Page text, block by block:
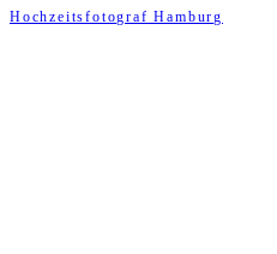
Hochzeitsfotograf Hamburg